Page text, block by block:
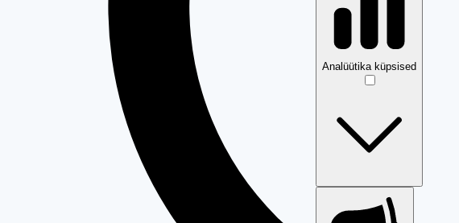
Analüütika küpsised